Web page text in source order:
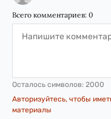
Всего комментариев: 0
Осталось символов: 2000
Авторизуйтесь, чтобы
материалы